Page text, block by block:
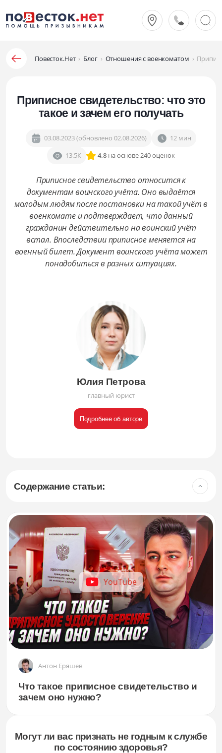
Повесток.Нет › Блог › Отношения с военкоматом ›
Приписное свидетельство: что это
такое и зачем его получать
03.08.2023 (обновлено 02.08.2026)
12 мин
13.5К
4.8 на основе 240 оценок
Приписное свидетельство относится к
документам воинского учёта. Оно выдаётся
молодым людям после постановки на такой учёт в
военкомате и подтверждает, что данный
гражданин действительно на воинский учёт
встал. Впоследствии приписное меняется на
военный билет. Документ воинского учёта может
понадобиться в разных ситуациях.
Юлия Петрова
главный юрист
Подробнее об авторе
Содержание статьи:
YouTube
Антон Еряшев
Что такое приписное свидетельство и
зачем оно нужно?
Могут ли вас признать не годным к службе
по состоянию здоровья?